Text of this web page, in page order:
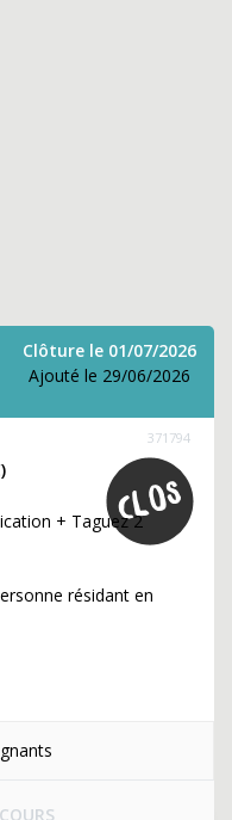
Clôture le 01/07/2026
Ajouté le 29/06/2026
371794
+ Taguez 2
résidant en